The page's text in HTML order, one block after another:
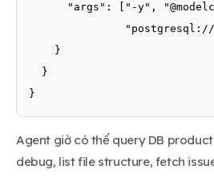
"args": ["-y",
    }
  }
}
Agent giờ có thể query DB
debug, list file structure, fetch